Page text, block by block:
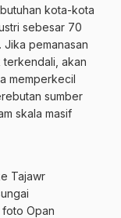
kota-kota
sebesar 70
pemanasan
akan
memperkecil
sumber
skala masif
Tajawr
Opan